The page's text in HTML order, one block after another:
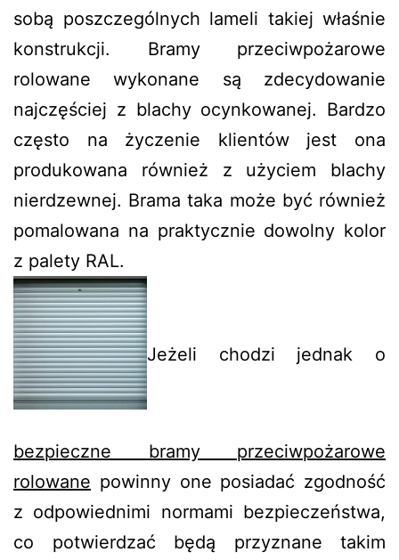
sobą poszczególnych lameli takiej właśnie
konstrukcji. Bramy przeciwpożarowe
rolowane wykonane są zdecydowanie
najczęściej z blachy ocynkowanej. Bardzo
często na życzenie klientów jest ona
produkowana również z użyciem blachy
nierdzewnej. Brama taka może być również
pomalowana na praktycznie dowolny kolor
z palety RAL.
Jeżeli chodzi jednak o
bezpieczne bramy przeciwpożarowe
rolowane powinny one posiadać zgodność
z odpowiednimi normami bezpieczeństwa,
co potwierdzać będą przyznane takim